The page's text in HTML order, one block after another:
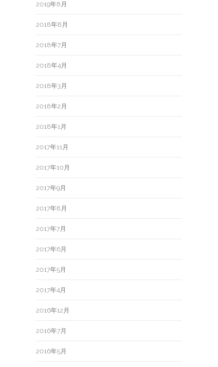
2019年8月
2018年8月
2018年7月
2018年4月
2018年3月
2018年2月
2018年1月
2017年11月
2017年10月
2017年9月
2017年8月
2017年7月
2017年6月
2017年5月
2017年4月
2016年12月
2016年7月
2016年5月